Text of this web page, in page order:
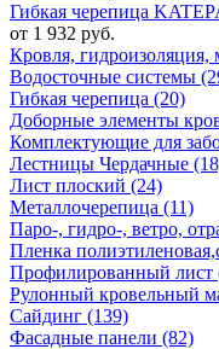
Гибкая черепица
от 1 932 руб.
Кровля, гидроизоляция,
Водосточные системы
Гибкая черепица (20)
Доборные элементы
Комплектующие для
Лестницы Чердачные
Лист плоский (24)
Металлочерепица (11)
Паро-, гидро-, ветро,
Пленка
Профилированный лист
Рулонный кровельный
Сайдинг (139)
Фасадные панели (82)